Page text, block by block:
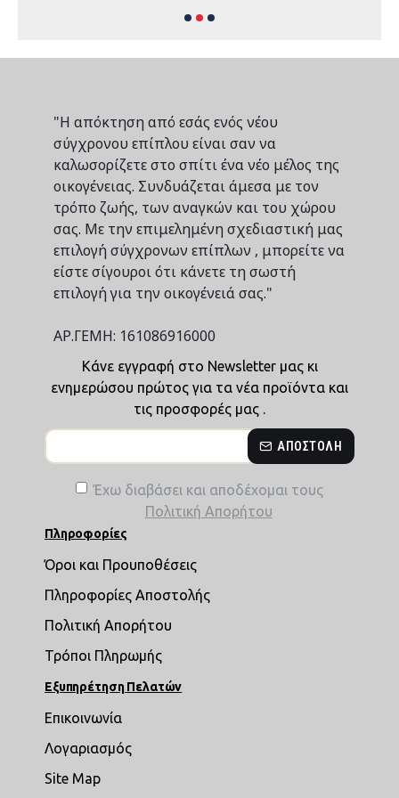
"Η απόκτηση από εσάς ενός νέου
σύγχρονου επίπλου είναι σαν να
καλωσορίζετε στο σπίτι ένα νέο μέλος της
οικογένειας. Συνδυάζεται άμεσα με τον
τρόπο ζωής, των αναγκών και του χώρου
σας. Με την επιμελημένη σχεδιαστική μας
επιλογή σύγχρονων επίπλων , μπορείτε να
είστε σίγουροι ότι κάνετε τη σωστή
επιλογή για την οικογένειά σας."
ΑΡ.ΓΕΜΗ: 161086916000
Κάνε εγγραφή στο Newsletter μας κι
ενημερώσου πρώτος για τα νέα προϊόντα και
τις προσφορές μας .
ΑΠΟΣΤΟΛΉ
Έχω διαβάσει και αποδέχομαι τους
Πολιτική Απορήτου
Πληροφορίες
Όροι και Προυποθέσεις
Πληροφορίες Αποστολής
Πολιτική Απορήτου
Τρόποι Πληρωμής
Εξυπηρέτηση Πελατών
Επικοινωνία
Λογαριασμός
Site Map